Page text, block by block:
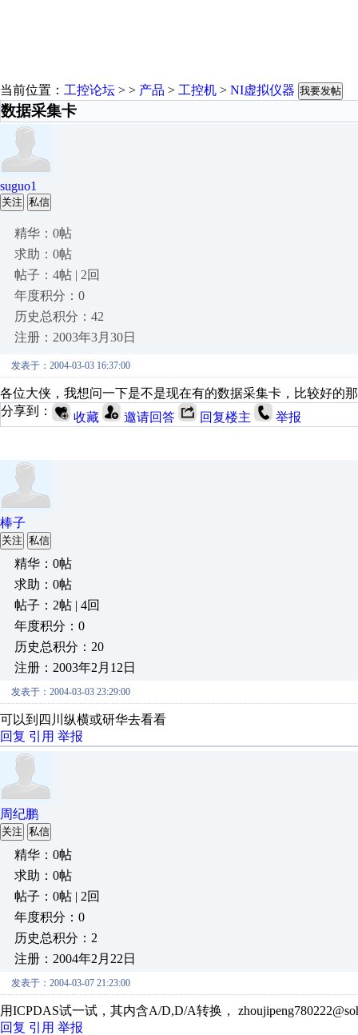
当前位置： 工控论坛 > > 产品 > 工控机 > NI虚拟仪器 我要发帖
数据采集卡
suguo1
关注 私信
精华：0帖
求助：0帖
帖子：4帖 | 2回
年度积分：0
历史总积分：42
注册：2003年3月30日
发表于：2004-03-03 16:37:00
各位大侠，我想问一下是不是现在有的数据采集卡，比较好的
分享到：
收藏 邀请回答 回复楼主 举报
棒子
关注 私信
精华：0帖
求助：0帖
帖子：2帖 | 4回
年度积分：0
历史总积分：20
注册：2003年2月12日
发表于：2004-03-03 23:29:00
可以到四川纵横或研华去看看
回复 引用 举报
周纪鹏
关注 私信
精华：0帖
求助：0帖
帖子：0帖 | 2回
年度积分：0
历史总积分：2
注册：2004年2月22日
发表于：2004-03-07 21:23:00
用ICPDAS试一试，其内含A/D,D/A转换，
回复 引用 举报